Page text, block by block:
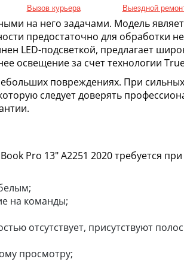
Вызов курьера Выездной
на него задачами. Модель
предостаточно для обработки
LED-подсветкой, предлагает
освещение за счет технологии
повреждениях. При
следует доверять
Pro 13" A2251 2020 требуется
на команды;
отсутствует, присутствуют
просмотру;